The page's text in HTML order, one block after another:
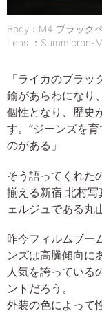
Body：M4 ブラック
Lens ：Summicron-
「ライカのブラ
鍮があらわになり
個性となり、歴史
す。”ジーンズを
のがある」
そう語ってくれた
揃える新宿 北村
ェルジュである丸
昨今フィルムブー
ンズは高騰傾向に
人気を誇っている
ントだろう。
外装の色によって